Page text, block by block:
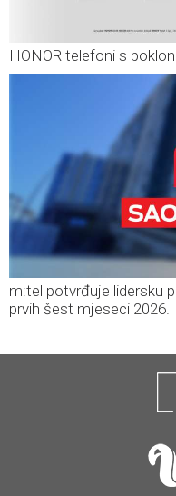
HONOR telefoni s
m:tel potvrđuje lidersku
prvih šest mjeseci 2026.